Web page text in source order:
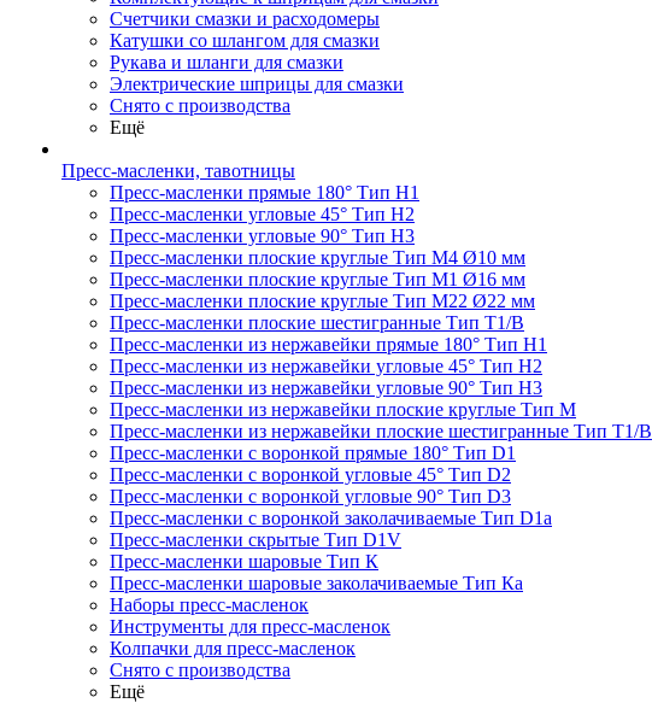
Счетчики смазки и расходомеры
Катушки со шлангом для смазки
Рукава и шланги для смазки
Электрические шприцы для смазки
Снято с производства
Ещё
Пресс-масленки, тавотницы
Пресс-масленки прямые 180° Тип H1
Пресс-масленки угловые 45° Тип H2
Пресс-масленки угловые 90° Тип H3
Пресс-масленки плоские круглые Тип M4 Ø10 мм
Пресс-масленки плоские круглые Тип M1 Ø16 мм
Пресс-масленки плоские круглые Тип M22 Ø22 мм
Пресс-масленки плоские шестигранные Тип T1/B
Пресс-масленки из нержавейки прямые 180° Тип H1
Пресс-масленки из нержавейки угловые 45° Тип H2
Пресс-масленки из нержавейки угловые 90° Тип H3
Пресс-масленки из нержавейки плоские круглые Тип M
Пресс-масленки из нержавейки плоские шестигранные Тип T1/B
Пресс-масленки с воронкой прямые 180° Тип D1
Пресс-масленки с воронкой угловые 45° Тип D2
Пресс-масленки с воронкой угловые 90° Тип D3
Пресс-масленки с воронкой заколачиваемые Тип D1a
Пресс-масленки скрытые Тип D1V
Пресс-масленки шаровые Тип К
Пресс-масленки шаровые заколачиваемые Тип Кa
Наборы пресс-масленок
Инструменты для пресс-масленок
Колпачки для пресс-масленок
Снято с производства
Ещё